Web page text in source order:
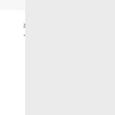
楽天グループ
サービス一覧